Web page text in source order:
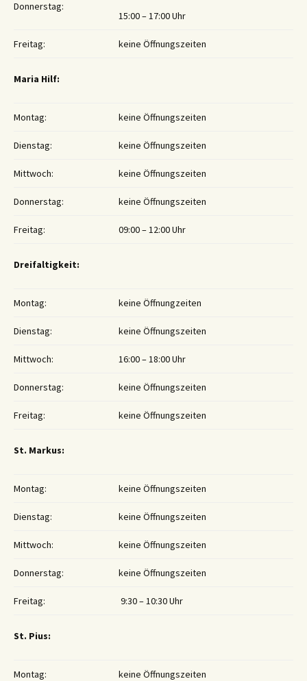
Donnerstag:
15:00 – 17:00 Uhr
Freitag: keine Öffnungszeiten
Maria Hilf:
Montag: keine Öffnungszeiten
Dienstag: keine Öffnungszeiten
Mittwoch: keine Öffnungszeiten
Donnerstag: keine Öffnungszeiten
Freitag: 09:00 – 12:00 Uhr
Dreifaltigkeit:
Montag: keine Öffnungzeiten
Dienstag: keine Öffnungszeiten
Mittwoch: 16:00 – 18:00 Uhr
Donnerstag: keine Öffnungszeiten
Freitag: keine Öffnungszeiten
St. Markus:
Montag: keine Öffnungszeiten
Dienstag: keine Öffnungszeiten
Mittwoch: keine Öffnungszeiten
Donnerstag: keine Öffnungszeiten
Freitag: 9:30 – 10:30 Uhr
St. Pius:
Montag: keine Öffnungszeiten